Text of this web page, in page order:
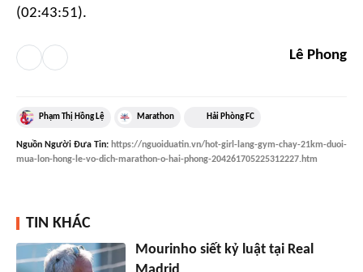
(02:43:51).
Lê Phong
Phạm Thị Hồng Lệ Marathon Hải Phòng FC
Nguồn Người Đưa Tin: https://nguoiduatin.vn/hot-girl-lang-gym-chay-21km-duoi-
mua-lon-hong-le-vo-dich-marathon-o-hai-phong-204261705225312227.htm
TIN KHÁC
Mourinho siết kỷ luật tại Real